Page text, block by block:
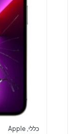
כללי Apple